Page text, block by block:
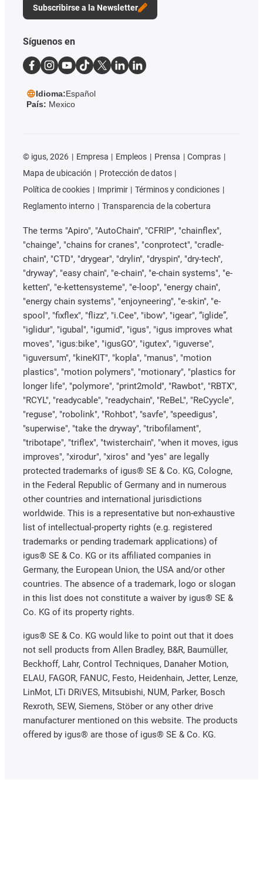
Subscribirse a la Newsletter
Síguenos en
Idioma:Español
País: Mexico
© igus, 2026 Empresa Empleos Prensa
Compras
Mapa de ubicación
Protección de datos
Política de cookies
Imprimir
Términos y condiciones
Reglamento interno
Transparencia de la cobertura
The terms "Apiro", "AutoChain", "CFRIP", "chainflex",
"chainge", "chains for cranes", "conprotect", "cradle-
chain", "CTD", "drygear", "drylin", "dryspin", "dry-tech",
"dryway", "easy chain", "e-chain", "e-chain systems", "e-
ketten", "e-kettensysteme", "e-loop", "energy chain",
"energy chain systems", "enjoyneering", "e-skin", "e-
spool", "fixflex", "flizz", "i.Cee", "ibow", "igear", “iglide”,
"iglidur", "igubal", "igumid", "igus", "igus improves what
moves", "igus:bike", "igusGO", "igutex", "iguverse",
"iguversum", "kineKIT", "kopla", "manus", "motion
plastics", "motion polymers", "motionary", "plastics for
longer life", "polymore", "print2mold", "Rawbot", "RBTX",
"RCYL", "readycable", "readychain", "ReBeL", "ReCyycle",
"reguse", "robolink", "Rohbot", "savfe", "speedigus",
"superwise", "take the dryway", "tribofilament",
"tribotape", "triflex", "twisterchain", "when it moves, igus
improves", "xirodur", "xiros" and "yes" are legally
protected trademarks of igus® SE & Co. KG, Cologne,
in the Federal Republic of Germany and in numerous
other countries and international jurisdictions
worldwide. This is a representative but non-exhaustive
list of intellectual-property rights (e.g. registered
trademarks or pending trademark applications) of
igus® SE & Co. KG or its affiliated companies in
Germany, the European Union, the USA and/or other
countries. The absence of a trademark, logo or slogan
in this list does not constitute a waiver by igus® SE &
Co. KG of its property rights.
igus® SE & Co. KG would like to point out that it does
not sell products from Allen Bradley, B&R, Baumüller,
Beckhoff, Lahr, Control Techniques, Danaher Motion,
ELAU, FAGOR, FANUC, Festo, Heidenhain, Jetter, Lenze,
LinMot, LTi DRiVES, Mitsubishi, NUM, Parker, Bosch
Rexroth, SEW, Siemens, Stöber or any other drive
manufacturer mentioned on this website. The products
offered by igus® are those of igus® SE & Co. KG.